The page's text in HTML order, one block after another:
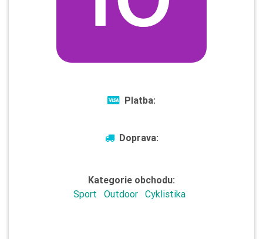
Platba:
Doprava:
Kategorie obchodu:
Sport
Outdoor Cyklistika